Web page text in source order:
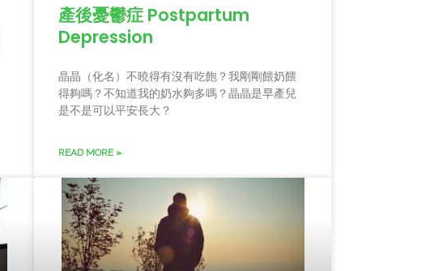
產後憂鬱症 Postpartum
Depression
晶晶（化名）不曉得有沒有吃飽？我剛剛餵奶餵
得夠嗎？不知道我的奶水夠多嗎？晶晶是早產兒
是不是可以平安長大？
READ MORE »